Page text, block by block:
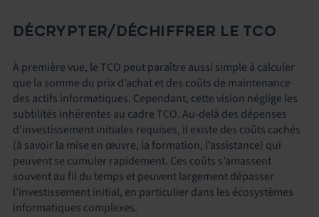
DÉCRYPTER/DÉCHIFFRER LE TCO
À première vue, le TCO peut paraître aussi simple à calculer
que la somme du prix d’achat et des coûts de maintenance
des actifs informatiques. Cependant, cette vision néglige les
subtilités inhérentes au cadre TCO. Au-delà des dépenses
d’investissement initiales requises, il existe des coûts cachés
(à savoir la mise en œuvre, la formation, l’assistance) qui
peuvent se cumuler rapidement. Ces coûts s’amassent
souvent au fil du temps et peuvent largement dépasser
l’investissement initial, en particulier dans les écosystèmes
informatiques complexes.